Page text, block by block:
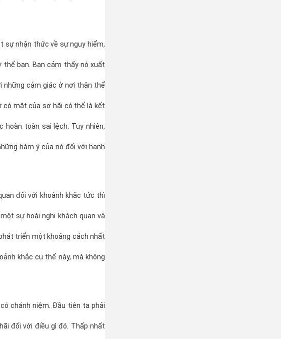
sự nhận thức về sự nguy hiểm,
bạn. Bạn cảm thấy nó xuất
những cảm giác ở nơi thân thể
có mặt của sợ hãi có thể là kết
toàn sai lệch. Tuy nhiên,
hàm ý của nó đối với hạnh
đối với khoảnh khắc tức thì
sự hoài nghi khách quan và
triển một khoảng cách nhất
khắc cụ thể này, mà không
chánh niệm. Đầu tiên ta phải
đối với điều gì đó. Thấp nhất